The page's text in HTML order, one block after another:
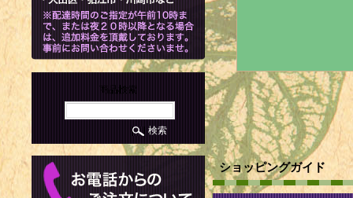
ショッピングガイド
商品検索